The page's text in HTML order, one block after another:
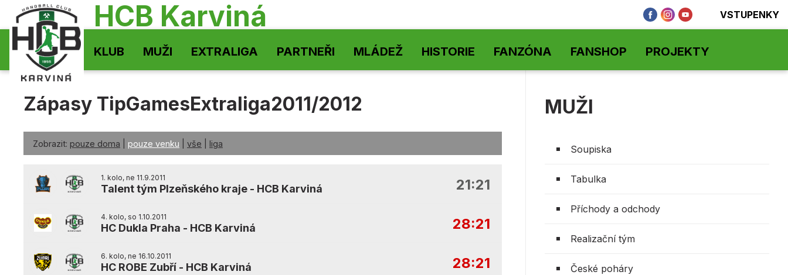
HCB Karviná VSTUPENKY
KLUB MUŽI EXTRALIGA PARTNEŘI MLÁDEŽ HISTORIE FANZÓNA FANSHOP PROJEKTY
Zápasy TipGamesExtraliga2011/2012
Zobrazit: pouze doma pouze venku vše liga
1. kolo, ne 11.9.2011
Talent tým Plzeňského kraje - HCB Karviná 21:21
4. kolo, so 1.10.2011
HC Dukla Praha - HCB Karviná 28:21
6. kolo, ne 16.10.2011
HC ROBE Zubří - HCB Karviná 28:21
MUŽI
Soupiska
Tabulka
Příchody a odchody
Realizační tým
České poháry